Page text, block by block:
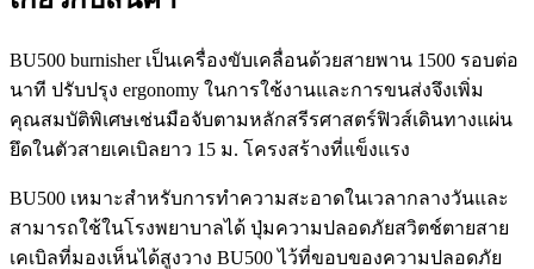
BU500 burnisher เป็นเครื่องขับเคลื่อนด้วยสายพาน 1500 รอบต่อ
นาที ปรับปรุง ergonomy ในการใช้งานและการขนส่งจึงเพิ่ม
คุณสมบัติพิเศษเช่นมือจับตามหลักสรีรศาสตร์ฟิวส์เดินทางแผ่น
ยึดในตัวสายเคเบิลยาว 15 ม. โครงสร้างที่แข็งแรง
BU500 เหมาะสำหรับการทำความสะอาดในเวลากลางวันและ
สามารถใช้ในโรงพยาบาลได้ ปุ่มความปลอดภัยสวิตช์ตายสาย
เคเบิลที่มองเห็นได้สูงวาง BU500 ไว้ที่ขอบของความปลอดภัย